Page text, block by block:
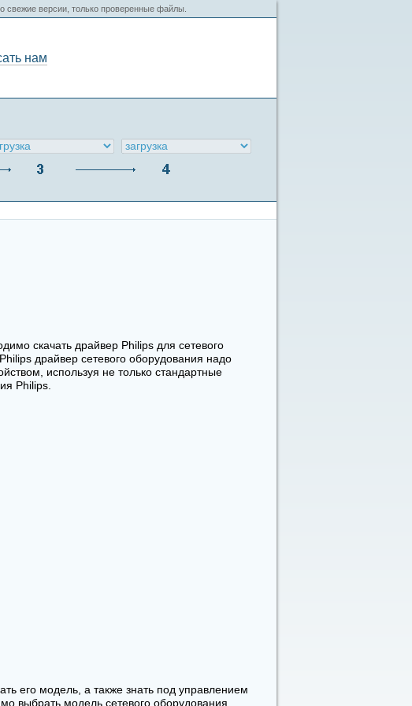
свежие версии, только проверенные файлы.
нам
скачать драйвер Philips для сетевого
драйвер сетевого оборудования надо
используя не только стандартные
Philips.
его модель, а также знать под управлением
выбрать модель сетевого оборудования